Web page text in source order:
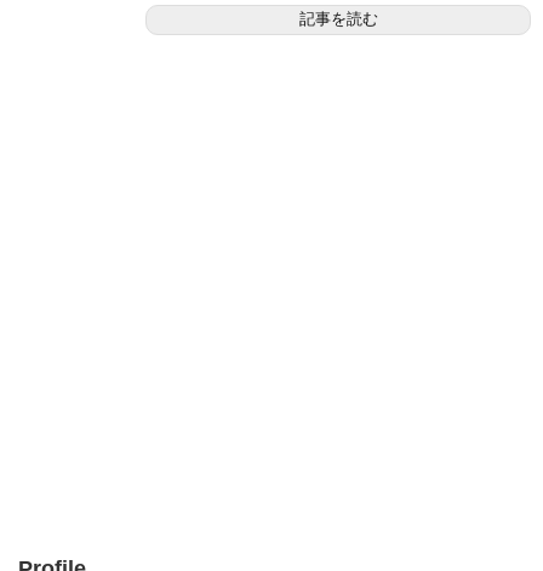
記事を読む